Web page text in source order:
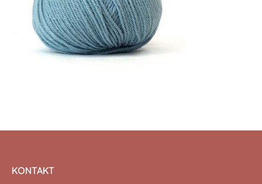
KONTAKT